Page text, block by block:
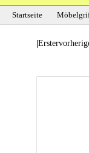
Startseite
|Erster